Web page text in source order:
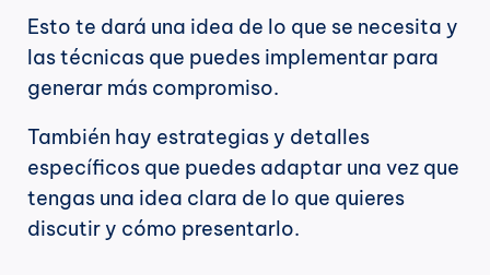
Esto te dará una idea de lo que se necesita y
las técnicas que puedes implementar para
generar más compromiso.
También hay estrategias y detalles
específicos que puedes adaptar una vez que
tengas una idea clara de lo que quieres
discutir y cómo presentarlo.